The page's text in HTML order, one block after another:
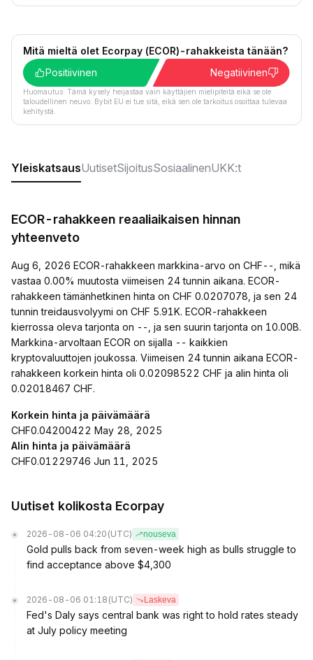
Mitä mieltä olet Ecorpay (ECOR)-rahakkeista tänään?
Positiivinen
Negatiivinen
Huomautus: Tämä kysely heijastaa vain käyttäjien mielipiteitä eikä se ole
taloudellinen neuvo. Bybit EU ei tue sitä, eikä sen ole tarkoitus osoittaa tulevaa
kehitystä.
YleiskatsausUutisetSijoitusSosiaalinenUKK:t
ECOR-rahakkeen reaaliaikaisen hinnan
yhteenveto
Aug 6, 2026 ECOR-rahakkeen markkina-arvo on CHF--, mikä
vastaa 0.00% muutosta viimeisen 24 tunnin aikana. ECOR-
rahakkeen tämänhetkinen hinta on CHF 0.0207078, ja sen 24
tunnin treidausvolyymi on CHF 5.91K. ECOR-rahakkeen
kierrossa oleva tarjonta on --, ja sen suurin tarjonta on 10.00B.
Markkina-arvoltaan ECOR on sijalla -- kaikkien
kryptovaluuttojen joukossa. Viimeisen 24 tunnin aikana ECOR-
rahakkeen korkein hinta oli 0.02098522 CHF ja alin hinta oli
0.02018467 CHF.
Korkein hinta ja päivämäärä
CHF0.04200422 May 28, 2025
Alin hinta ja päivämäärä
CHF0.01229746 Jun 11, 2025
Uutiset kolikosta Ecorpay
2026-08-06 04:20 (UTC) nouseva
Gold pulls back from seven-week high as bulls struggle to
find acceptance above $4,300
2026-08-06 01:18 (UTC) Laskeva
Fed's Daly says central bank was right to hold rates steady
at July policy meeting